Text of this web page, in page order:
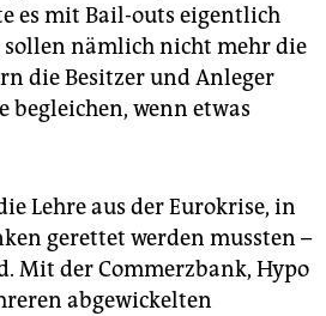
es mit Bail-outs eigentlich
nämlich nicht mehr die
die Besitzer und Anleger
begleichen, wenn etwas
Lehre aus der Eurokrise, in
gerettet werden mussten –
Mit der Commerzbank, Hypo
abgewickelten